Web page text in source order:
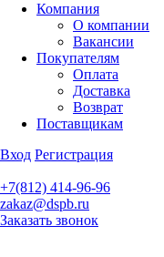
Компания
О компании
Вакансии
Покупателям
Оплата
Доставка
Возврат
Поставщикам
Вход Регистрация
+7(812) 414-96-96
zakaz@dspb.ru
Заказать звонок